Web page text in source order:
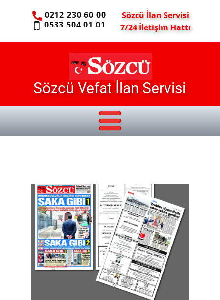
0212 230 60 00
0533 504 01 01
Sözcü İlan Servisi
7/24 İletişim Hattı
Sözcü Vefat İlan Servisi